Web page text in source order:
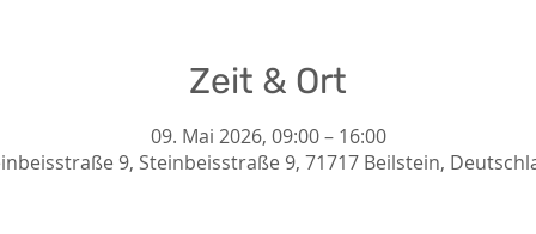
Zeit & Ort
09. Mai 2026, 09:00 – 16:00
9, Steinbeisstraße 9, 71717 Beilstein,